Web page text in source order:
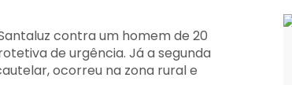
contra um homem de 20
de urgência. Já a segunda
ocorreu na zona rural e